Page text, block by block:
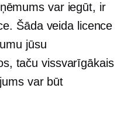
var iegūt, ir
Šāda veida licence
jūsu
taču vissvarīgākais
var būt